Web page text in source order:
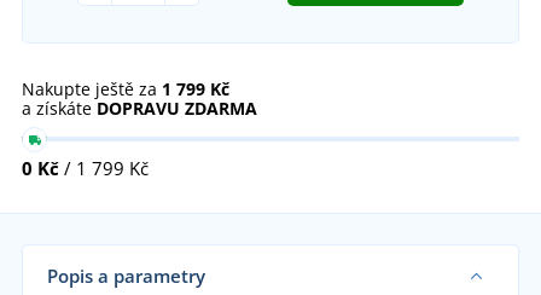
Nakupte ještě za 1 799 Kč
a získáte DOPRAVU ZDARMA
0 Kč / 1 799 Kč
Popis a parametry